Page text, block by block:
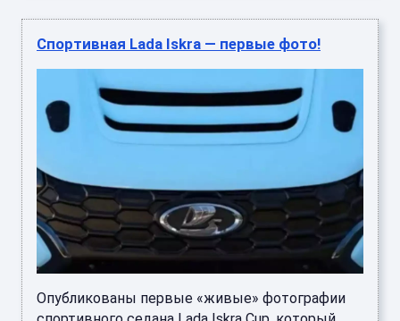
Спортивная Lada Iskra — первые фото!
Опубликованы первые «живые» фотографии